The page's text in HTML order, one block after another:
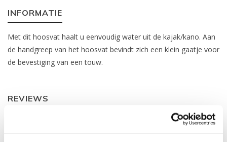
INFORMATIE
Met dit hoosvat haalt u eenvoudig water uit de kajak/kano. Aan
de handgreep van het hoosvat bevindt zich een klein gaatje voor
de bevestiging van een touw.
REVIEWS